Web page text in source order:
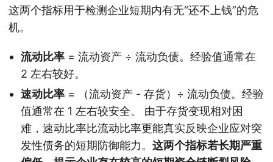
这两个指标用于检测企业短期内有无“还不上钱”的危
机。
流动比率 = 流动资产 ÷ 流动负债。经验值通常在
2 左右较好。
速动比率 = （流动资产 - 存货）÷ 流动负债。经验
值通常在 1 左右较安全。 由于存货变现相对困
难，速动比率比流动比率更能真实反映企业应对突
发性债务的短期防御能力。 这两个指标若长期严重